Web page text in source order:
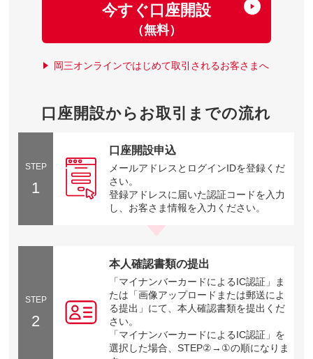
今すぐ口座開設
（無料）
岡三オンラインではじめて取引されるお客さまへ
口座開設からお取引までの流れ
STEP
1
口座開設申込
メールアドレスとログインIDを登録くだ
さい。
登録アドレスに届いた認証コードを入力
し、お客さま情報を入力ください。
STEP
2
本人確認書類の提出
「マイナンバーカードによるIC認証」ま
たは「画像アップロードまたは郵送によ
る提出」にて、本人確認書類を提出くだ
さい。
「マイナンバーカードによるIC認証」を
選択した場合、STEP②→①の順になりま